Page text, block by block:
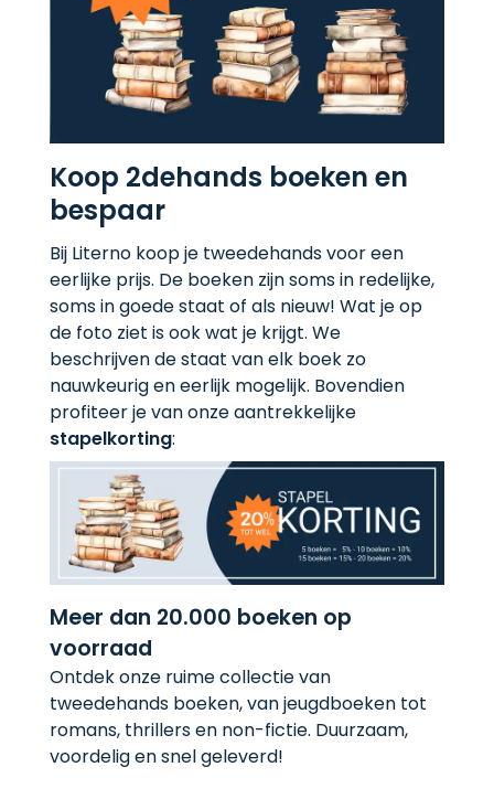
Koop 2dehands boeken en
bespaar
Bij Literno koop je tweedehands voor een
eerlijke prijs. De boeken zijn soms in redelijke,
soms in goede staat of als nieuw! Wat je op
de foto ziet is ook wat je krijgt. We
beschrijven de staat van elk boek zo
nauwkeurig en eerlijk mogelijk. Bovendien
profiteer je van onze aantrekkelijke
stapelkorting:
Meer dan 20.000 boeken op
voorraad
Ontdek onze ruime collectie van
tweedehands boeken, van jeugdboeken tot
romans, thrillers en non-fictie. Duurzaam,
voordelig en snel geleverd!